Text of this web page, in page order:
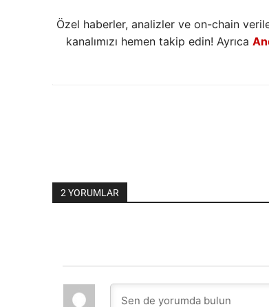
Özel haberler, analizler ve on-chain
kanalımızı hemen takip edin! Ayrıca
2 YORUMLAR